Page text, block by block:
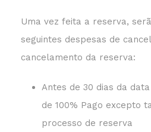
Uma vez feita a reserva,
seguintes despesas de
cancelamento da reserva:
Antes de 30 dias da
de 100% Pago excepto
processo de reserva